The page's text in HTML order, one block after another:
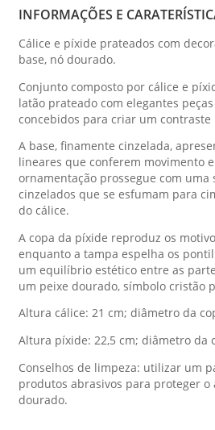
INFORMAÇÕES E
Cálice e píxide prateados com
base, nó dourado.
Conjunto composto por cálice e
latão prateado com elegantes
concebidos para criar um
A base, finamente cinzelada,
lineares que conferem movimento
ornamentação prossegue com
cinzelados que se esfumam para
do cálice.
A copa da píxide reproduz os
enquanto a tampa espelha os
um equilíbrio estético entre as
um peixe dourado, símbolo cristão
Altura cálice: 21 cm; diâmetro da
Altura píxide: 22,5 cm; diâmetro da
Conselhos de limpeza: utilizar um
produtos abrasivos para proteger o
dourado.